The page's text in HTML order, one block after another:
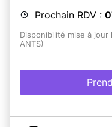
Prochain RDV :
Disponibilité mise à
ANTS)